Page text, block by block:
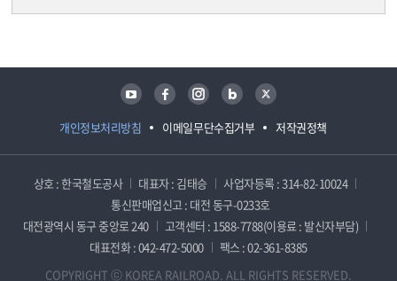
개인정보처리방침 이메일무단수집거부 저작권정책
유튜브 페이스북 인스타그램 블로그 트위터
상호 : 한국철도공사 대표자 : 김태승
사업자등록 : 314-82-10024
통신판매업신고 : 대전 동구-0233호
대전광역시 동구 중앙로 240
고객센터 : 1588-7788(이용료 : 발신자부담)
대표전화 : 042-472-5000
팩스 : 02-361-8385
COPYRIGHT ⓒ KOREA RAILROAD. ALL RIGHTS RESERVED.